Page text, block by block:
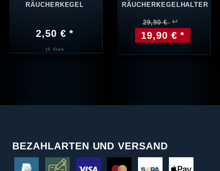
RÄUCHERKEGEL
2,50 € *
15 Stück
RÄUCHERKEGELHALTER
29,90 €
19,90 € *
BEZAHLARTEN UND VERSAND